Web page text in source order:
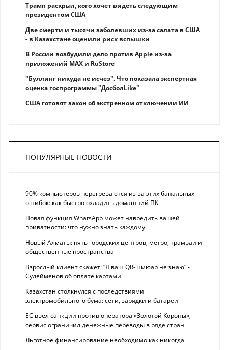
Трамп раскрыл, кого хочет видеть следующим
президентом США
Две смерти и тысячи заболевших из-за салата в США
- в Казахстане оценили риск вспышки
В России возбудили дело против Apple из-за
приложений MAX и RuStore
"Буллинг никуда не исчез". Что показала экспертная
оценка госпрограммы "ДосболLike"
США готовят закон об экстренном отключении ИИ
ПОПУЛЯРНЫЕ НОВОСТИ
90% компьютеров перегреваются из-за этих банальных
ошибок: как быстро охладить домашний ПК
Новая функция WhatsApp может навредить вашей
приватности: что нужно знать каждому
Новый Алматы: пять городских центров, метро, трамваи и
общественные пространства
Взрослый клиент скажет: “Я ваш QR-шмюар не знаю“ -
Сулейменов об оплате картами
Казахстан столкнулся с последствиями
электромобильного бума: сети, зарядки и батареи
ЕС ввел санкции против оператора «Золотой Короны»,
сервис ограничил денежные переводы в ряде стран
Льготное финансирование необходимо как никогда